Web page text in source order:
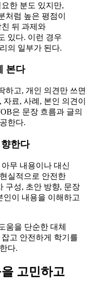
한 분도 있지만,
처럼 높은 평점이
뒤 과제와
있다. 이런 경우
의 일부가 된다.
본다
하고, 개인 의견만 쓰면
료, 사례, 본인 의견이
은 문장 흐름과 글의
한다.
한다
무 내용이나 대신
실적으로 안전한
구성, 초안 방향, 문장
인이 내용을 이해하고
움을 단순한 대체
고 안전하게 학기를
다.
고민하고